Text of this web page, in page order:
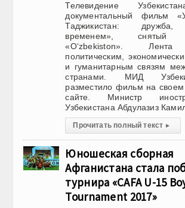
Телевидение
документальный фильм
Таджикистан: дружба,
временем», снятый
«O‘zbekiston». Лента
политическим,
и гуманитарным связям
странами. МИД
разместило фильм на
сайте. Министр
Узбекистана Абдулазиз
Прочитать полный текст ▸
Юношеская сборная
Афганистана стала
турнира «CAFA U-15
Tournament 2017»